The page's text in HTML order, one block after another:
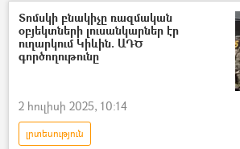
ՀՀ Արտաքին գործերի նախարարություն. ԱԳՆ
Ադրբեջան
Տոմսկի բնակիչը ռազմական
օբյեկտների լուսանկարներ էր
ուղարկում Կիևին. ԱԴԾ
գործողութունը
2 հուլիսի 2025, 10:14
լրտեսություն